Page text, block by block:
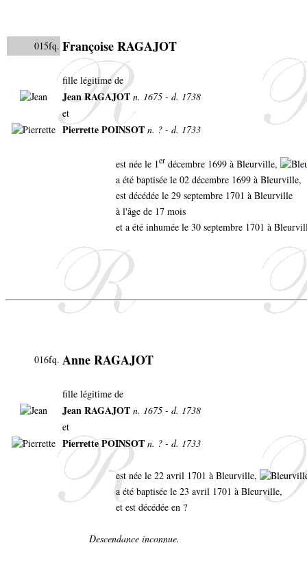
015fq. Françoise RAGAJOT
fille légitime de
Jean RAGAJOT n. 1675 - d. 1738
et
Pierrette POINSOT n. ? - d. 1733
est née le 1er décembre 1699 à Bleurville,
a été baptisée le 02 décembre 1699 à Bleurville,
est décédée le 29 septembre 1701 à Bleurville
à l'âge de 17 mois
et a été inhumée le 30 septembre 1701 à
016fq. Anne RAGAJOT
fille légitime de
Jean RAGAJOT n. 1675 - d. 1738
et
Pierrette POINSOT n. ? - d. 1733
est née le 22 avril 1701 à Bleurville,
a été baptisée le 23 avril 1701 à Bleurville,
et est décédée en ?
Descendance inconnue.